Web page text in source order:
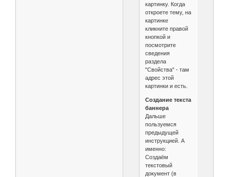
картинку. Когда
откроете тему, на
картинке
кликните правой
кнопкой и
посмотрите
сведения
раздела
"Свойства" - там
адрес этой
картинки и есть.
Создание текста
баннера
Дальше
пользуемся
предыдущей
инструкцией. А
именно:
Создаём
текстовый
документ (в